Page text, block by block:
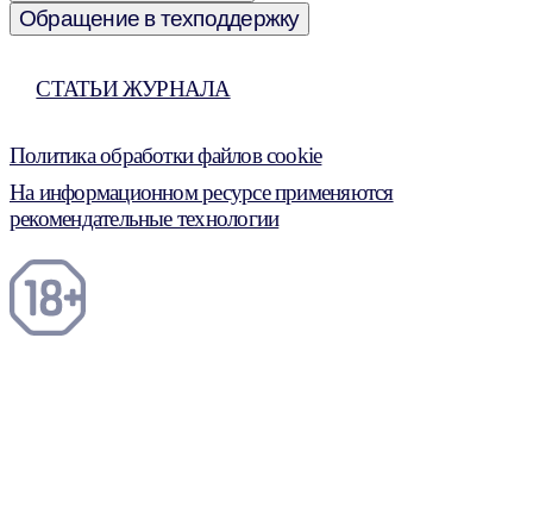
Обращение в техподдержку
СТАТЬИ ЖУРНАЛА
Политика обработки файлов cookie
На информационном ресурсе применяются
рекомендательные технологии